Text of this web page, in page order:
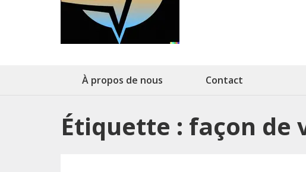
À propos de nous Contact
Étiquette : façon de